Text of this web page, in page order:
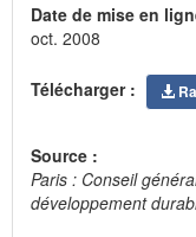
Date de mise en
oct. 2008
Télécharger :
Source :
Paris : Conseil
développement